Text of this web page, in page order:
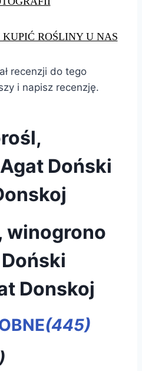
ROŚLINY U NAS
recenzji do tego
i napisz recenzję.
Doński
winogrono
Donskoj
(445)